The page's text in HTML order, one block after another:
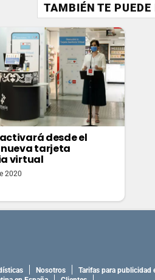
TAMBIÉN TE PUEDE
desde el
nueva tarjeta
virtual
2020
Nosotros Tarifas para publicidad